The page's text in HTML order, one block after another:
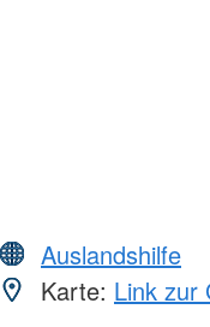
Auslandshilfe
Karte: Link zur